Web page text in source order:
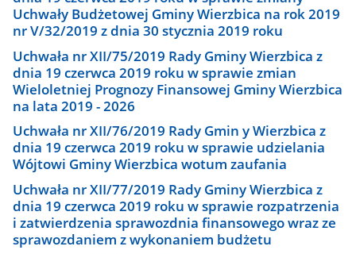
Uchwały Budżetowej Gminy Wierzbica na rok 2019
nr V/32/2019 z dnia 30 stycznia 2019 roku
Uchwała nr XII/75/2019 Rady Gminy Wierzbica z
dnia 19 czerwca 2019 roku w sprawie zmian
Wieloletniej Prognozy Finansowej Gminy Wierzbica
na lata 2019 - 2026
Uchwała nr XII/76/2019 Rady Gmin y Wierzbica z
dnia 19 czerwca 2019 roku w sprawie udzielania
Wójtowi Gminy Wierzbica wotum zaufania
Uchwała nr XII/77/2019 Rady Gminy Wierzbica z
dnia 19 czerwca 2019 roku w sprawie rozpatrzenia
i zatwierdzenia sprawozdnia finansowego wraz ze
sprawozdaniem z wykonaniem budżetu